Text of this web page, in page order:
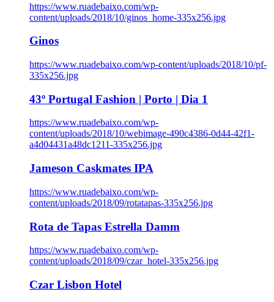
https://www.ruadebaixo.com/wp-
content/uploads/2018/10/ginos_home-335x256.jpg
Ginos
https://www.ruadebaixo.com/wp-content/uploads/2018/10/pf-
335x256.jpg
43º Portugal Fashion | Porto | Dia 1
https://www.ruadebaixo.com/wp-
content/uploads/2018/10/webimage-490c4386-0d44-42f1-
a4d04431a48dc1211-335x256.jpg
Jameson Caskmates IPA
https://www.ruadebaixo.com/wp-
content/uploads/2018/09/rotatapas-335x256.jpg
Rota de Tapas Estrella Damm
https://www.ruadebaixo.com/wp-
content/uploads/2018/09/czar_hotel-335x256.jpg
Czar Lisbon Hotel